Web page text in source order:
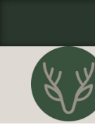
contenu